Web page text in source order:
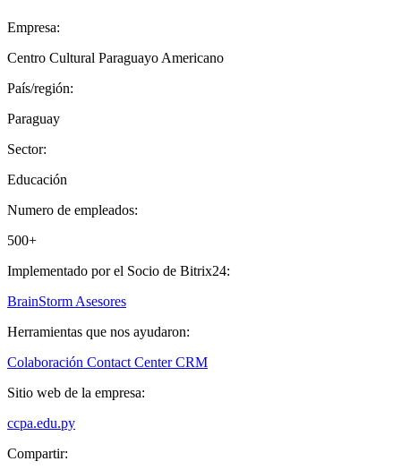
Empresa:
Centro Cultural Paraguayo Americano
País/región:
Paraguay
Sector:
Educación
Numero de empleados:
500+
Implementado por el Socio de Bitrix24:
BrainStorm Asesores
Herramientas que nos ayudaron:
Colaboración Contact CenterCRM
Sitio web de la empresa:
ccpa.edu.py
Compartir: